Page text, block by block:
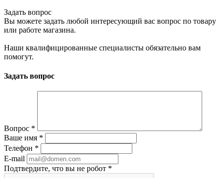
Задать вопрос
Вы можете задать любой интересующий вас вопрос по товару
или работе магазина.
Наши квалифицированные специалисты обязательно вам
помогут.
Задать вопрос
Вопрос *
Ваше имя *
Телефон *
E-mail
Подтвердите, что вы не робот *